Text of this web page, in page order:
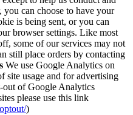
can choose to have your
is being sent, or you can
browser settings. Like most
some of our services may not
still place orders by contacting
We use Google Analytics on
site usage and for advertising
of Google Analytics
please use this link
)